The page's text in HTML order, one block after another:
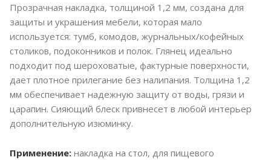
Прозрачная накладка, толщиной 1,2 мм, создана для
защиты и украшения мебели, которая мало
используется: тумб, комодов, журнальных/кофейных
столиков, подоконников и полок. Глянец идеально
подходит под шероховатые, фактурные поверхности,
дает плотное прилегание без налипания. Толщина 1,2
мм обеспечивает надежную защиту от воды, грязи и
царапин. Сияющий блеск привнесет в любой интерьер
дополнительную изюминку.
Применение: накладка на стол, для пищевого